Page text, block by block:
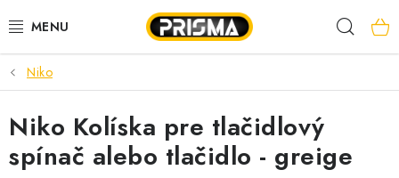
na
AKCIE
LED PÁSY
MODULÁRNE PRÍSTROJE
Niko
Niko Kolíska pre tlačidlový
spínač alebo tlačidlo - greige